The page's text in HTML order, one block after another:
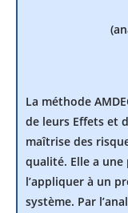
La méthode
de leurs Effets et
maîtrise des
qualité. Elle a une
l’appliquer à un
système. Par